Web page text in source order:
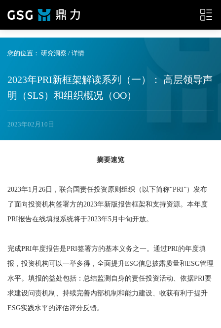
您的位置： 研究洞察 / 详情
2023年PRI新框架解读系列（一）： 高层领导声
明（SLS）和组织概况（OO）
2023年02月10日
摘要速览
2023年1月26日，联合国责任投资原则组织（以下简称“PRI”）发布
了面向投资机构签署方的2023年新版报告框架和支持资源。本年度
PRI报告在线填报系统将于2023年5月中旬开放。
完成PRI年度报告是PRI签署方的基本义务之一。通过PRI的年度填
报，投资机构可以一举多得，全面提升ESG信息披露质量和ESG管理
水平。填报的益处包括：总结监测自身的责任投资活动、依据PRI要
求建设问责机制、持续完善内部机制和能力建设、收获有利于提升
ESG实践水平的评估评分反馈。